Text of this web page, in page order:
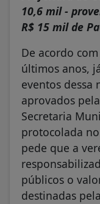
10,6 mil -
R$ 15 mil de
De acordo
últimos anos,
eventos dessa
aprovados
Secretaria
protocolada
pede que a
públicos o
destinadas